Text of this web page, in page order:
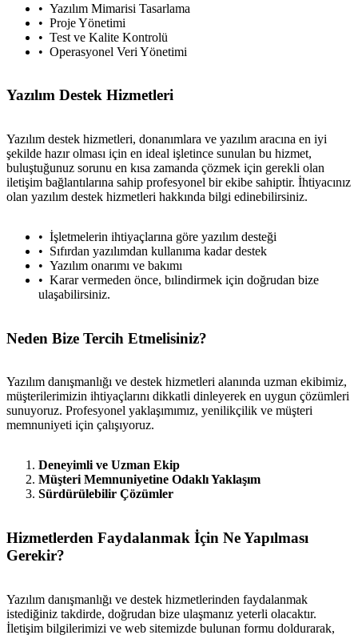
Yazılım Mimarisi Tasarlama
Proje Yönetimi
Test ve Kalite Kontrolü
Operasyonel Veri Yönetimi
Yazılım Destek Hizmetleri
Yazılım destek hizmetleri, donanımlara ve yazılım aracına en iyi
şekilde hazır olması için en ideal işletince sunulan bu hizmet,
buluştuğunuz sorunu en kısa zamanda çözmek için gerekli olan
iletişim bağlantılarına sahip profesyonel bir ekibe sahiptir. İhtiyacınız
olan yazılım destek hizmetleri hakkında bilgi edinebilirsiniz.
İşletmelerin ihtiyaçlarına göre yazılım desteği
Sıfırdan yazılımdan kullanıma kadar destek
Yazılım onarımı ve bakımı
Karar vermeden önce, bılindirmek için doğrudan bize
ulaşabilirsiniz.
Neden Bize Tercih Etmelisiniz?
Yazılım danışmanlığı ve destek hizmetleri alanında uzman ekibimiz,
müşterilerimizin ihtiyaçlarını dikkatli dinleyerek en uygun çözümleri
sunuyoruz. Profesyonel yaklaşımımız, yenilikçilik ve müşteri
memnuniyeti için çalışıyoruz.
Deneyimli ve Uzman Ekip
Müşteri Memnuniyetine Odaklı Yaklaşım
Sürdürülebilir Çözümler
Hizmetlerden Faydalanmak İçin Ne Yapılması
Gerekir?
Yazılım danışmanlığı ve destek hizmetlerinden faydalanmak
istediğiniz takdirde, doğrudan bize ulaşmanız yeterli olacaktır.
İletişim bilgilerimizi ve web sitemizde bulunan formu doldurarak,